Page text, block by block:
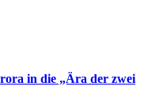
in die „Ära der zwei